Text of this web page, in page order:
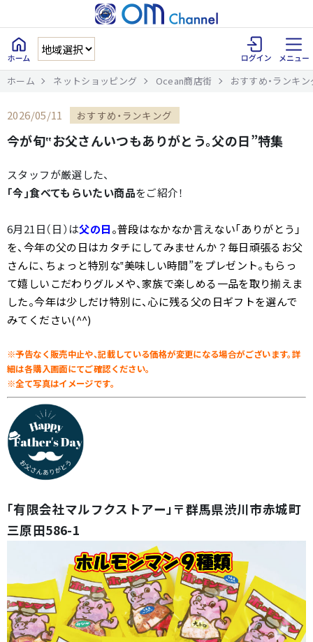
ホーム ネットショッピング Ocean商店街 おすすめ・ランキン
2026/05/11 おすすめ・ランキング
今が旬‟お父さんいつもありがとう。父の日”特集
スタッフが厳選した、
｢今｣食べてもらいたい商品をご紹介！
6月21日（日）は父の日。普段はなかなか言えない「ありがとう」
を、今年の父の日はカタチにしてみませんか？毎日頑張るお父
さんに、ちょっと特別な‟美味しい時間”をプレゼント。もらっ
て嬉しいこだわりグルメや、家族で楽しめる一品を取り揃えま
した。今年は少しだけ特別に、心に残る父の日ギフトを選んで
みてください(^^)
※予告なく販売中止や、記載している価格が変更になる場合がございます。詳
細は各購入画面にてご確認ください。
※全て写真はイメージです。
「有限会社マルフクストアー」〒群馬県渋川市赤城町
三原田586-1